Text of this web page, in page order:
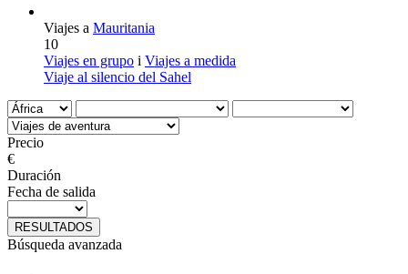
Viajes a Mauritania
10
Viajes en grupo i Viajes a medida
Viaje al silencio del Sahel
Precio
€
Duración
Fecha de salida
RESULTADOS
Búsqueda avanzada